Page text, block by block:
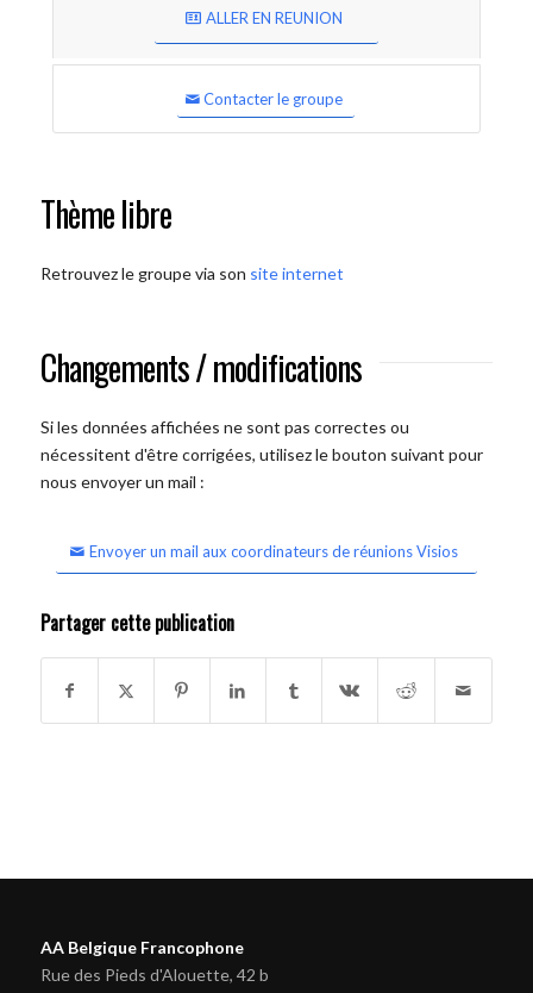
ALLER EN REUNION
Contacter le groupe
Thème libre
Retrouvez le groupe via son site internet
Changements / modifications
Si les données affichées ne sont pas correctes ou
nécessitent d'être corrigées, utilisez le bouton suivant pour
nous envoyer un mail :
Envoyer un mail aux coordinateurs de réunions Visios
Partager cette publication
AA Belgique Francophone
Rue des Pieds d'Alouette, 42 b